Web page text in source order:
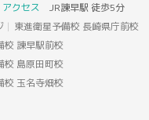
アクセス JR諫早駅 徒歩5分
東進衛星予備校 長崎県庁前校
校 諫早駅前校
校 島原田町校
校 玉名寺畑校